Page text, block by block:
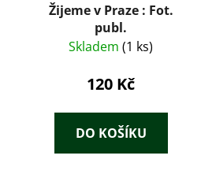
Žijeme v Praze : Fot.
publ.
Skladem (1 ks)
120 Kč
DO KOŠÍKU